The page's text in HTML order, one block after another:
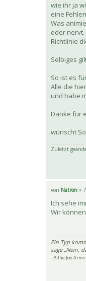
wie ihr ja
eine
Was
oder
Richtlinie
Selbiges
So ist es
Alle die
und habe
Danke für
wünscht
Zuletzt
von Natron »
Ich sehe
Wir
Ein Typ
sage „Nein,
- Billie Joe